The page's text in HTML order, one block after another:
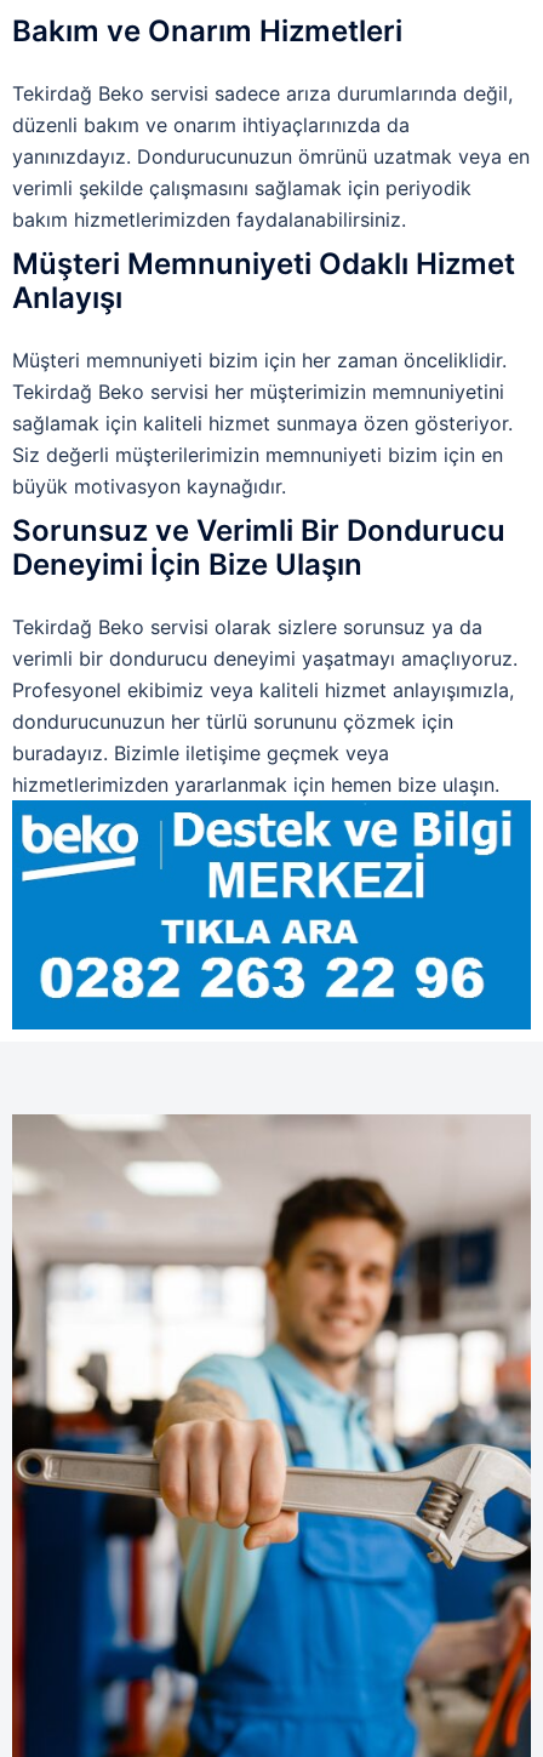
Bakım ve Onarım Hizmetleri
Tekirdağ Beko servisi sadece arıza durumlarında değil,
düzenli bakım ve onarım ihtiyaçlarınızda da
yanınızdayız. Dondurucunuzun ömrünü uzatmak veya en
verimli şekilde çalışmasını sağlamak için periyodik
bakım hizmetlerimizden faydalanabilirsiniz.
Müşteri Memnuniyeti Odaklı Hizmet
Anlayışı
Müşteri memnuniyeti bizim için her zaman önceliklidir.
Tekirdağ Beko servisi her müşterimizin memnuniyetini
sağlamak için kaliteli hizmet sunmaya özen gösteriyor.
Siz değerli müşterilerimizin memnuniyeti bizim için en
büyük motivasyon kaynağıdır.
Sorunsuz ve Verimli Bir Dondurucu
Deneyimi İçin Bize Ulaşın
Tekirdağ Beko servisi olarak sizlere sorunsuz ya da
verimli bir dondurucu deneyimi yaşatmayı amaçlıyoruz.
Profesyonel ekibimiz veya kaliteli hizmet anlayışımızla,
dondurucunuzun her türlü sorununu çözmek için
buradayız. Bizimle iletişime geçmek veya
hizmetlerimizden yararlanmak için hemen bize ulaşın.